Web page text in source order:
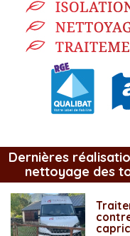
Dernières
nettoyage des